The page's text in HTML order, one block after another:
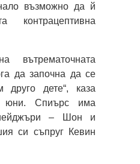
възможно да й
контрацептивна
вътрематочната
да започна да се
дете“, каза
юни. Спиърс има
– Шон и
си съпруг Кевин